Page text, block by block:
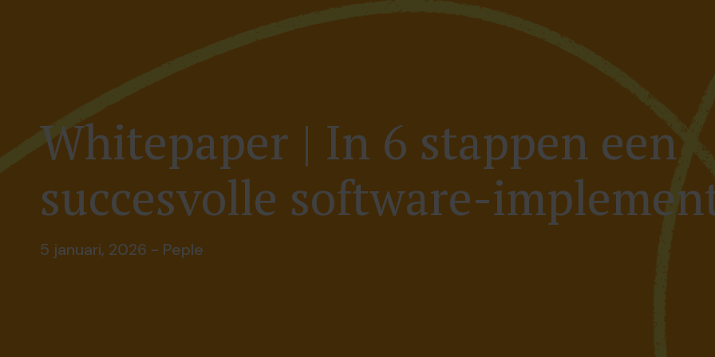
Whitepaper | In 6 stappen een
succesvolle software-
5 januari, 2026 - Peple